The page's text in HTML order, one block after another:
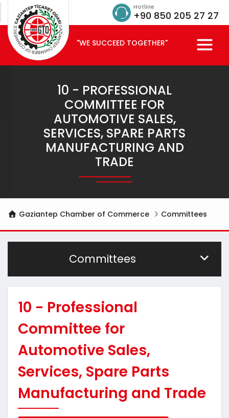
Hotline
+90 850 205 27 27
"WE SUCCEED TOGETHER"
10 - PROFESSIONAL
COMMITTEE FOR
AUTOMOTIVE SALES,
SERVICES, SPARE PARTS
MANUFACTURING AND
TRADE
Gaziantep Chamber of Commerce Committees
Committees
10 - Professional
Committee for
Automotive Sales,
Services, Spare Parts
Manufacturing and Trade